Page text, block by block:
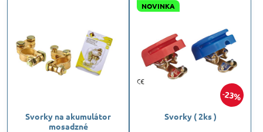
Svorky na akumulátor
mosadzné
23%
NOVINKA
Svorky ( 2ks )